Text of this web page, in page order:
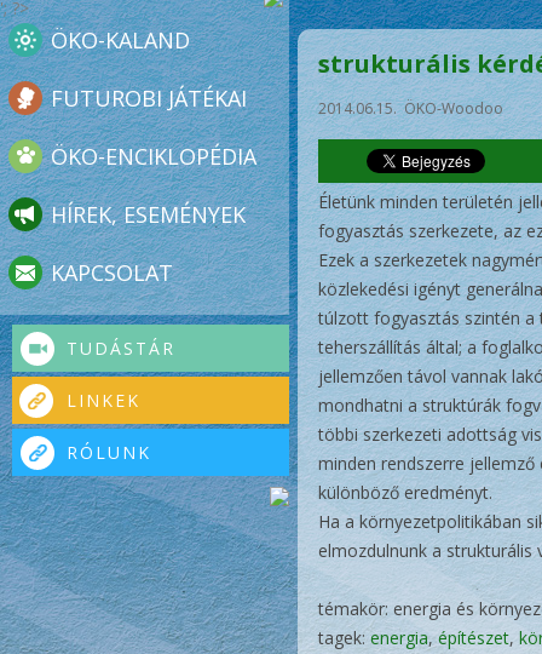
'; ?>
strukturális
2014.06.15. ÖKO-Woodoo
Életünk minden területén
fogyasztás szerkezete, az
Ezek a szerkezetek
közlekedési igényt
túlzott fogyasztás szintén a
teherszállítás által; a
jellemzően távol vannak
mondhatni a struktúrák
többi szerkezeti adottság
minden rendszerre
különböző eredményt.
Ha a környezetpolitikában
elmozdulnunk a strukturális
témakör: energia és
tagek:energia,építészet,
ÖKO-KALAND
FUTUROBI JÁTÉKAI
ÖKO-ENCIKLOPÉDIA
HÍREK, ESEMÉNYEK
KAPCSOLAT
TUDÁSTÁR
LINKEK
RÓLUNK